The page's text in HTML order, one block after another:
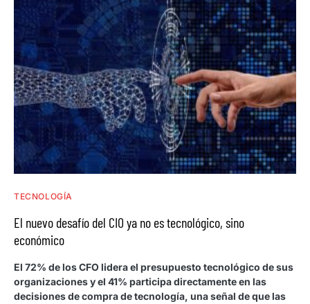
TECNOLOGÍA
El nuevo desafío del CIO ya no es tecnológico, sino
económico
El 72% de los CFO lidera el presupuesto tecnológico de sus
organizaciones y el 41% participa directamente en las
decisiones de compra de tecnología, una señal de que las